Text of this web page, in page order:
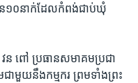
១០​នាក់​ដែល​កំពង់ជាប់​ឃុំ
ន ពៅ ​ប្រធាន​សមាគម​ប្រជា
ជាមួយ​នឹង​កម្មករ​ ព្រមទាំង​ព្រះ